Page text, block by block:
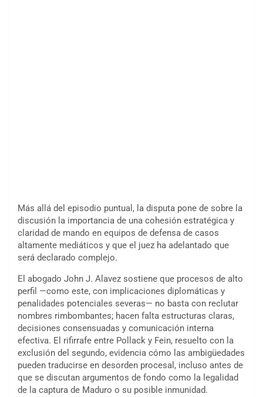
Más allá del episodio puntual, la disputa pone de sobre la
discusión la importancia de una cohesión estratégica y
claridad de mando en equipos de defensa de casos
altamente mediáticos y que el juez ha adelantado que
será declarado complejo.
El abogado John J. Alavez sostiene que procesos de alto
perfil —como este, con implicaciones diplomáticas y
penalidades potenciales severas— no basta con reclutar
nombres rimbombantes; hacen falta estructuras claras,
decisiones consensuadas y comunicación interna
efectiva. El rifirrafe entre Pollack y Fein, resuelto con la
exclusión del segundo, evidencia cómo las ambigüedades
pueden traducirse en desorden procesal, incluso antes de
que se discutan argumentos de fondo como la legalidad
de la captura de Maduro o su posible inmunidad.